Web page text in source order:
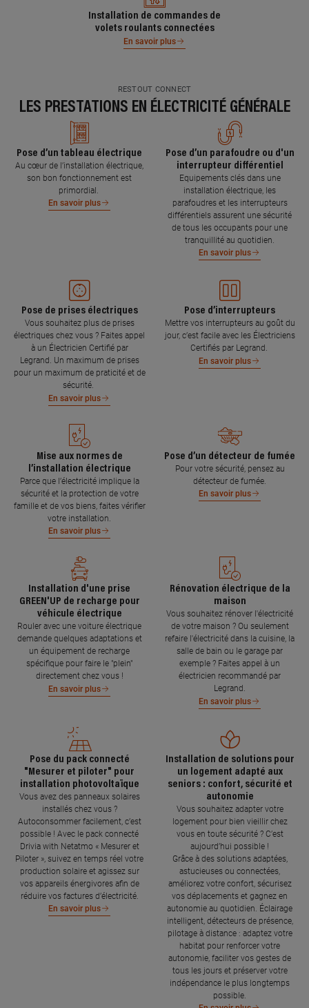
Installation de commandes de
volets roulants connectées
En savoir plus
RESTOUT CONNECT
LES PRESTATIONS EN ÉLECTRICITÉ GÉNÉRALE
Pose d’un tableau électrique
Au cœur de l’installation électrique,
son bon fonctionnement est
primordial.
En savoir plus
Pose d’un parafoudre ou d'un
interrupteur différentiel
Equipements clés dans une
installation électrique, les
parafoudres et les interrupteurs
différentiels assurent une sécurité
de tous les occupants pour une
tranquillité au quotidien.
En savoir plus
Pose de prises électriques
Vous souhaitez plus de prises
électriques chez vous ? Faites appel
à un Électricien Certifié par
Legrand. Un maximum de prises
pour un maximum de praticité et de
sécurité.
En savoir plus
Pose d’interrupteurs
Mettre vos interrupteurs au goût du
jour, c’est facile avec les Électriciens
Certifiés par Legrand.
En savoir plus
Mise aux normes de
l’installation électrique
Parce que l’électricité implique la
sécurité et la protection de votre
famille et de vos biens, faites vérifier
votre installation.
En savoir plus
Pose d’un détecteur de fumée
Pour votre sécurité, pensez au
détecteur de fumée.
En savoir plus
Installation d'une prise
GREEN'UP de recharge pour
véhicule électrique
Rouler avec une voiture électrique
demande quelques adaptations et
un équipement de recharge
spécifique pour faire le "plein"
directement chez vous !
En savoir plus
Rénovation électrique de la
maison
Vous souhaitez rénover l'électricité
de votre maison ? Ou seulement
refaire l'électricité dans la cuisine, la
salle de bain ou le garage par
exemple ? Faites appel à un
électricien recommandé par
Legrand.
En savoir plus
Pose du pack connecté
"Mesurer et piloter" pour
installation photovoltaïque
Vous avez des panneaux solaires
installés chez vous ?
Autoconsommer facilement, c’est
possible ! Avec le pack connecté
Drivia with Netatmo « Mesurer et
Piloter », suivez en temps réel votre
production solaire et agissez sur
vos appareils énergivores afin de
réduire vos factures d’électricité.
En savoir plus
Installation de solutions pour
un logement adapté aux
seniors : confort, sécurité et
autonomie
Vous souhaitez adapter votre
logement pour bien vieillir chez
vous en toute sécurité ? C’est
aujourd’hui possible !
Grâce à des solutions adaptées,
astucieuses ou connectées,
améliorez votre confort, sécurisez
vos déplacements et gagnez en
autonomie au quotidien. Éclairage
intelligent, détecteurs de présence,
pilotage à distance : adaptez votre
habitat pour renforcer votre
autonomie, faciliter vos gestes de
tous les jours et préserver votre
indépendance le plus longtemps
possible.